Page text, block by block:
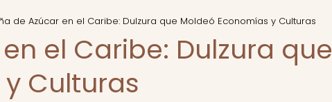
de Azúcar en el Caribe: Dulzura que Moldeó Economías y Culturas
el Caribe: Dulzura que
Culturas